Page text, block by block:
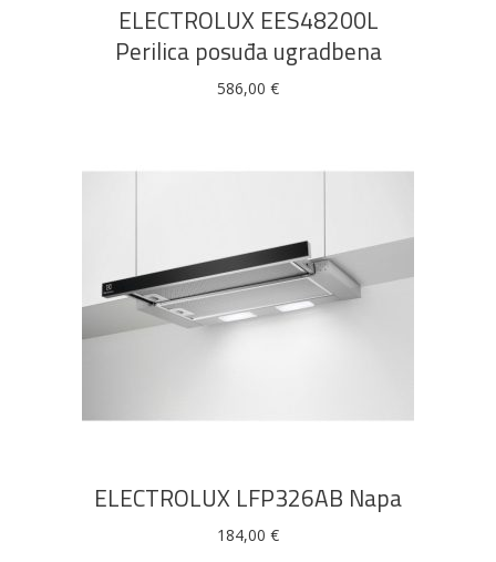
ELECTROLUX EES48200L
Perilica posuđa ugradbena
586,00 €
ELECTROLUX LFP326AB Napa
184,00 €